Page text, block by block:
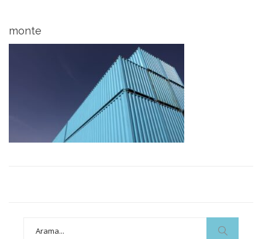
monte